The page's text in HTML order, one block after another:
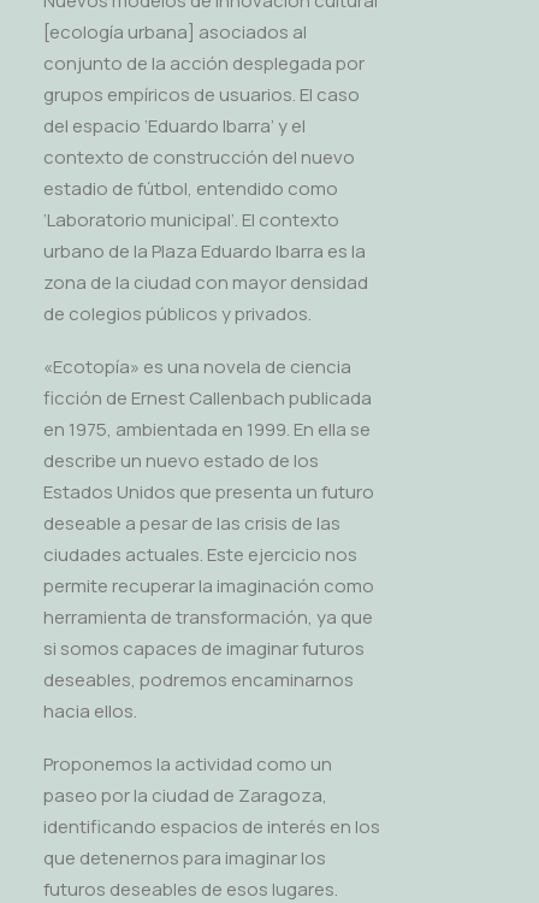
[ecología urbana] asociados al
conjunto de la acción desplegada por
grupos empíricos de usuarios. El caso
del espacio ‘Eduardo Ibarra’ y el
contexto de construcción del nuevo
estadio de fútbol, entendido como
‘Laboratorio municipal’. El contexto
urbano de la Plaza Eduardo Ibarra es la
zona de la ciudad con mayor densidad
de colegios públicos y privados.
«Ecotopía» es una novela de ciencia
ficción de Ernest Callenbach publicada
en 1975, ambientada en 1999. En ella se
describe un nuevo estado de los
Estados Unidos que presenta un futuro
deseable a pesar de las crisis de las
ciudades actuales. Este ejercicio nos
permite recuperar la imaginación como
herramienta de transformación, ya que
si somos capaces de imaginar futuros
deseables, podremos encaminarnos
hacia ellos.
Proponemos la actividad como un
paseo por la ciudad de Zaragoza,
identificando espacios de interés en los
que detenernos para imaginar los
futuros deseables de esos lugares.